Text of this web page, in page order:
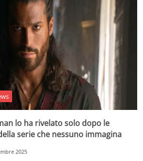
lo ha rivelato solo dopo le
serie che nessuno immagina
2025